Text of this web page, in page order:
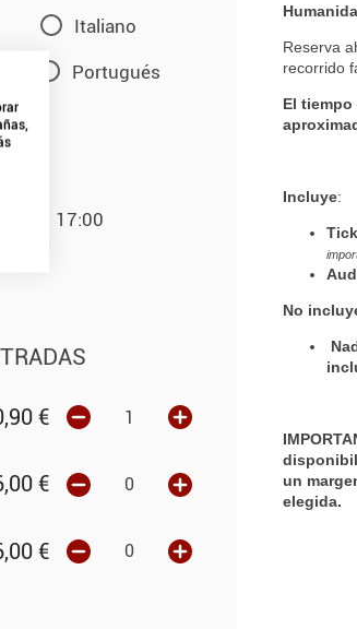
Italiano
Portugués
17:00
€
€
€
Reserva
recorrido
El
Incluye:
No
un
elegida.